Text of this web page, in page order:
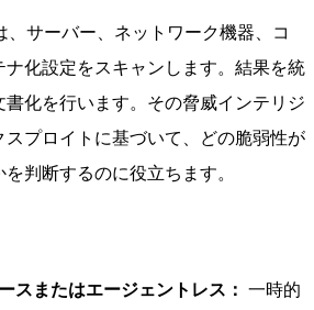
、サーバー、ネットワーク機器、コ
ナ化設定をスキャンします。結果を統
化を行います。その脅威インテリジ
スプロイトに基づいて、どの脆弱性が
判断するのに役立ちます。
スまたはエージェントレス： 一時的